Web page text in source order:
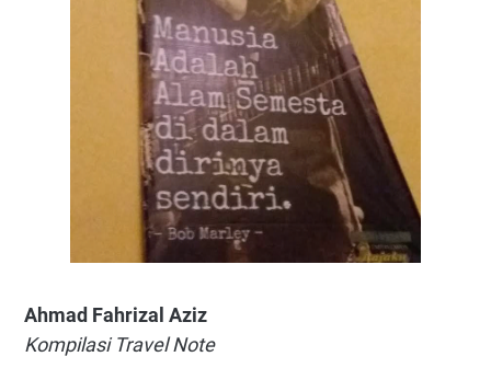
Ahmad Fahrizal Aziz
Kompilasi Travel Note